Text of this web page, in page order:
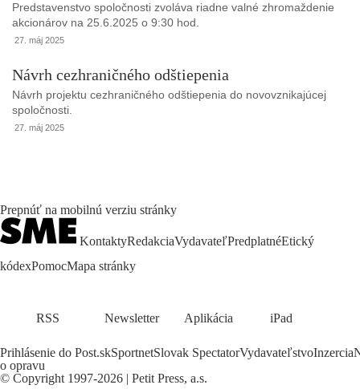
Predstavenstvo spoločnosti zvoláva riadne valné zhromaždenie
akcionárov na 25.6.2025 o 9:30 hod.
27. máj 2025
Návrh cezhraničného odštiepenia
Návrh projektu cezhraničného odštiepenia do novovznikajúcej
spoločnosti.
27. máj 2025
Prepnúť na mobilnú verziu stránky
KontaktyRedakciaVydavateľPredplatnéEtický
kódexPomocMapa stránky
RSS Newsletter Aplikácia iPad
Prihlásenie do Post.skSportnetSlovak SpectatorVydavateľstvoInzercia
o opravu
© Copyright 1997-2026 | Petit Press, a.s.